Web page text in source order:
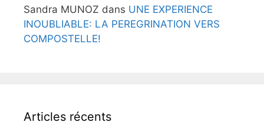
Sandra MUNOZ dans UNE EXPERIENCE
INOUBLIABLE: LA PEREGRINATION VERS
COMPOSTELLE!
Articles récents